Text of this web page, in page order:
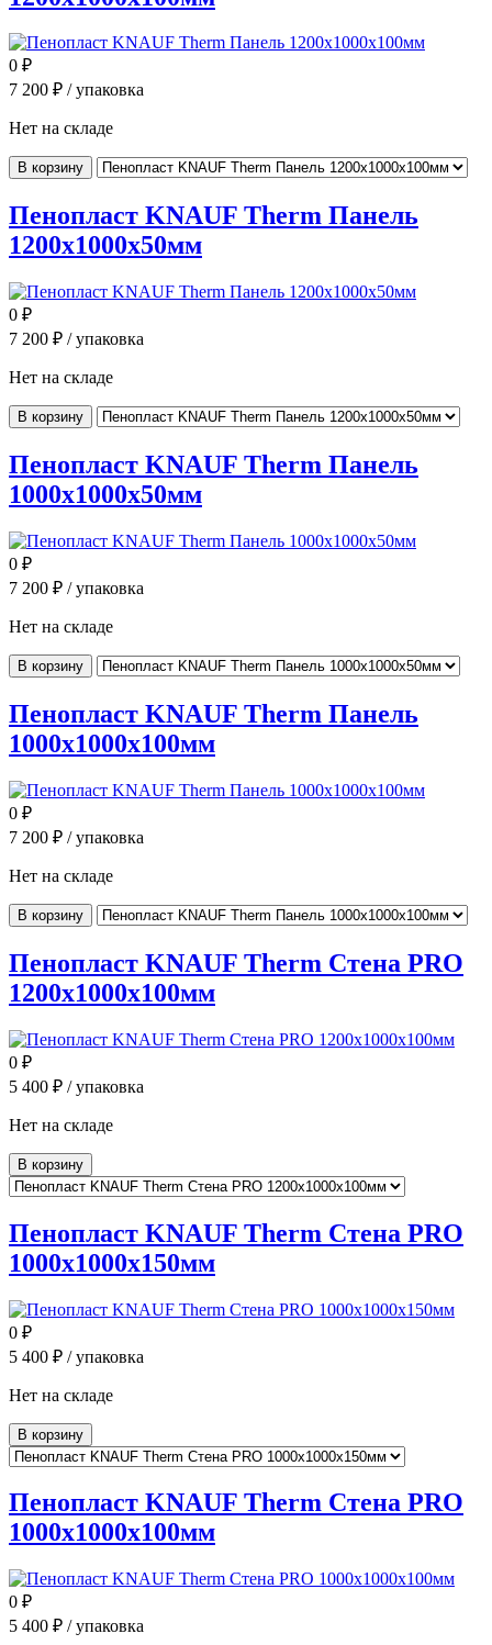
0 ₽
7 200 ₽ / упаковка
Нет на складе
В корзину
Пенопласт KNAUF Therm Панель
1200x1000x50мм
0 ₽
7 200 ₽ / упаковка
Нет на складе
В корзину
Пенопласт KNAUF Therm Панель
1000x1000x50мм
0 ₽
7 200 ₽ / упаковка
Нет на складе
В корзину
Пенопласт KNAUF Therm Панель
1000x1000x100мм
0 ₽
7 200 ₽ / упаковка
Нет на складе
В корзину
Пенопласт KNAUF Therm Стена PRO
1200x1000x100мм
0 ₽
5 400 ₽ / упаковка
Нет на складе
В корзину
Пенопласт KNAUF Therm Стена PRO
1000x1000x150мм
0 ₽
5 400 ₽ / упаковка
Нет на складе
В корзину
Пенопласт KNAUF Therm Стена PRO
1000x1000x100мм
0 ₽
5 400 ₽ / упаковка